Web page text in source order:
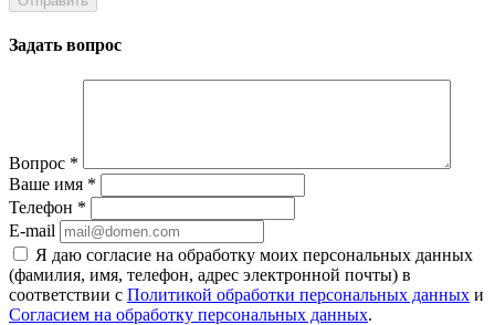
Задать вопрос
Вопрос *
Ваше имя *
Телефон *
E-mail
Я даю согласие на обработку моих персональных данных
(фамилия, имя, телефон, адрес электронной почты) в
соответствии с Политикой обработки персональных данных и
Согласием на обработку персональных данных.